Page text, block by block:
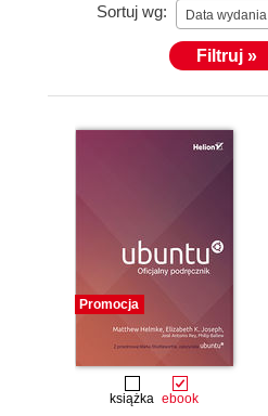
Sortuj wg: Data wydania
Filtruj »
Promocja
książka ebook